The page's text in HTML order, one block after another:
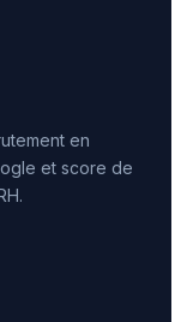
en
et score de